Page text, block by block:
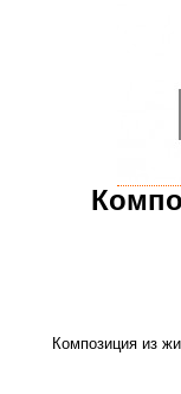
Композиция из